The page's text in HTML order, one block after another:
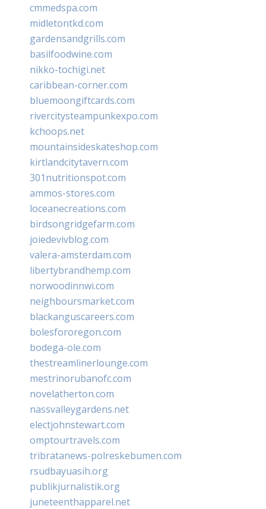
cmmedspa.com
midletontkd.com
gardensandgrills.com
basilfoodwine.com
nikko-tochigi.net
caribbean-corner.com
bluemoongiftcards.com
rivercitysteampunkexpo.com
kchoops.net
mountainsideskateshop.com
kirtlandcitytavern.com
301nutritionspot.com
ammos-stores.com
loceanecreations.com
birdsongridgefarm.com
joiedevivblog.com
valera-amsterdam.com
libertybrandhemp.com
norwoodinnwi.com
neighboursmarket.com
blackanguscareers.com
bolesfororegon.com
bodega-ole.com
thestreamlinerlounge.com
mestrinorubanofc.com
novelatherton.com
nassvalleygardens.net
electjohnstewart.com
omptourtravels.com
tribratanews-polreskebumen.com
rsudbayuasih.org
publikjurnalistik.org
juneteenthapparel.net